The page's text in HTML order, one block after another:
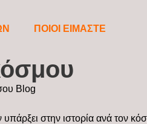
ΠΟΙΟΙ ΕΙΜΑΣΤΕ
στην ιστορία ανά τον